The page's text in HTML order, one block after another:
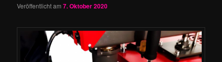
Veröffentlicht am7. Oktober 2020